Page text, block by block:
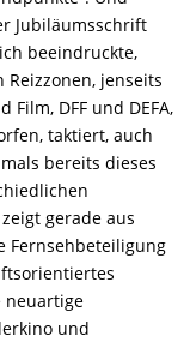
Jubiläumsschrift
beeindruckte,
jenseits
DFF und DEFA,
taktiert, auch
bereits dieses
gerade aus
Fernsehbeteiligung
neuartige
und